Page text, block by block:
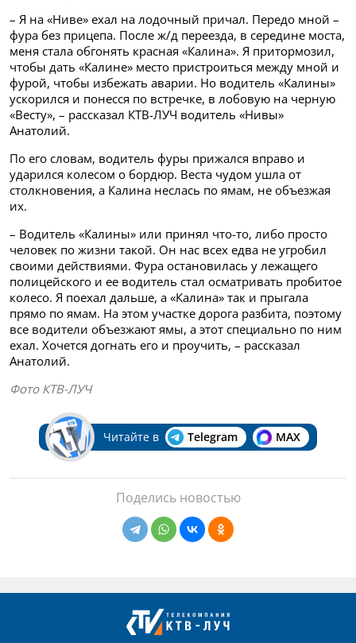
– Я на «Ниве» ехал на лодочный причал. Передо мной –
фура без прицепа. После ж/д переезда, в середине моста,
меня стала обгонять красная «Калина». Я притормозил,
чтобы дать «Калине» место пристроиться между мной и
фурой, чтобы избежать аварии. Но водитель «Калины»
ускорился и понесся по встречке, в лобовую на черную
«Весту», – рассказал КТВ-ЛУЧ водитель «Нивы»
Анатолий.
По его словам, водитель фуры прижался вправо и
ударился колесом о бордюр. Веста чудом ушла от
столкновения, а Калина неслась по ямам, не объезжая
их.
– Водитель «Калины» или принял что-то, либо просто
человек по жизни такой. Он нас всех едва не угробил
своими действиями. Фура остановилась у лежащего
полицейского и ее водитель стал осматривать пробитое
колесо. Я поехал дальше, а «Калина» так и прыгала
прямо по ямам. На этом участке дорога разбита, поэтому
все водители объезжают ямы, а этот специально по ним
ехал. Хочется догнать его и проучить, – рассказал
Анатолий.
Фото КТВ-ЛУЧ
Читайте в Telegram MAX
Поделись новостью